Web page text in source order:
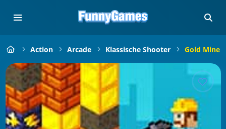
Action Arcade Klassische Shooter Gold Mine